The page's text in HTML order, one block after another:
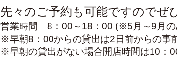
先々のご予約も可能ですのでぜ
営業時間　8：00～18：00 (※5月～9月の
※早朝8：00からの貸出は2日前からの事
※早朝の貸出がない場合開店時間は10：